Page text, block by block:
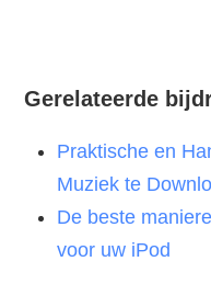
Gerelateerde
Praktische en
Muziek te
De beste
voor uw iPod